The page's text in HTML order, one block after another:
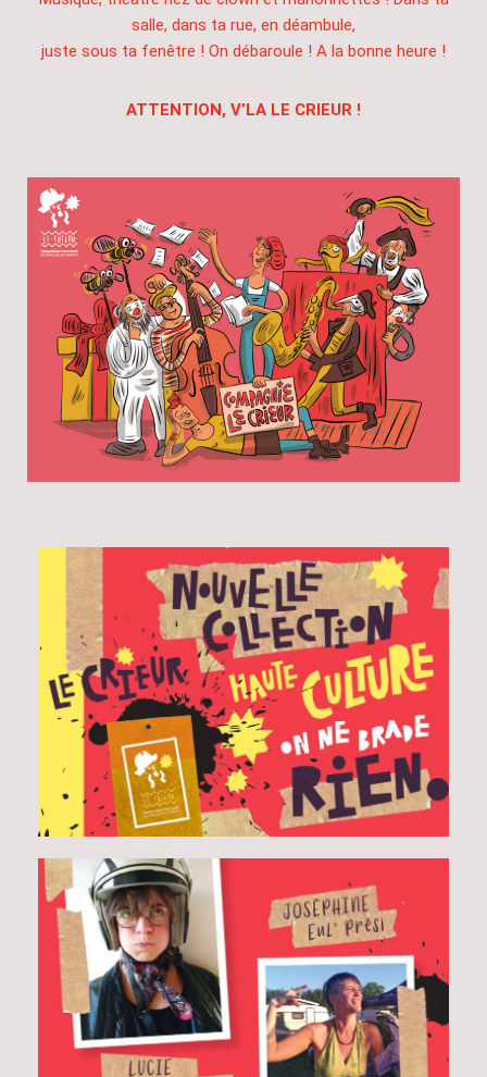
salle, dans ta rue, en déambule,
juste sous ta fenêtre ! On débaroule ! A la bonne heure !
ATTENTION, V’LA LE CRIEUR !